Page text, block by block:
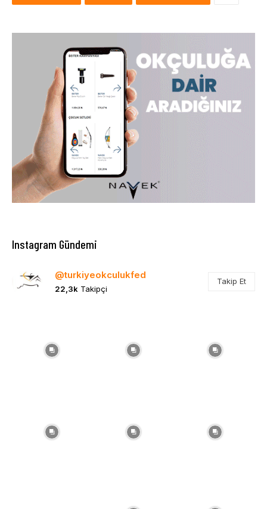
Instagram Gündemi
@turkiyeokculukfed
22,3k Takipçi
Takip Et